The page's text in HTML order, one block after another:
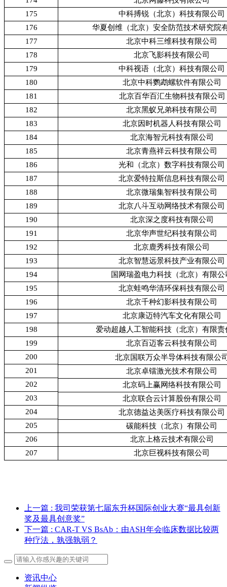
175
中科搏锐（北京）科技有限公司
176
华夏创维（北京）安全防范技术研究院
177
北京中科三维科技有限公司
178
北京飞影科技有限公司
179
中科视语（北京）科技有限公司
180
北京中科鹦鹉螺软件有限公司
181
北京百华百汇生物科技有限公司
182
北京黑蚁兄弟科技有限公司
183
北京因时机器人科技有限公司
184
北京海智元科技有限公司
185
北京青燕祥云科技有限公司
186
光和（北京）数字科技有限公司
187
北京爱特拉斯信息科技有限公司
188
北京微瑞集智科技有限公司
189
北京八斗互动网络技术有限公司
190
北京深之度科技有限公司
191
北京华声世纪科技有限公司
192
北京鹿秀科技有限公司
193
北京智慧远景科技产业有限公司
194
国网瑞盈电力科技（北京）有限公
195
北京蛙鸣华清环保科技有限公司
196
北京千种幻影科技有限公司
197
北京康迈特汽车文化有限公司
198
爱动超越人工智能科技（北京）有限责
199
北京百迈客云科技有限公司
200
北京国联万众半导体科技有限公
201
北京卓镭激光技术有限公司
202
北京码上赢网络科技有限公司
203
北京联合云计算股份有限公司
204
北京德益达美医疗科技有限公司
205
碳能科技（北京）有限公司
206
北京上格云技术有限公司
207
北京巨视科技有限公司
上一篇 : 我司荣获第七届东升杯国际创业大赛“最具创新
奖及最具创意奖”
下一篇 : CAR-T VS BsAb：由ASH年会临床数据比较两
种疗法，孰强孰弱？
资讯中心